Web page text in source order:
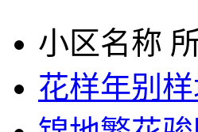
小区名称
花样年别